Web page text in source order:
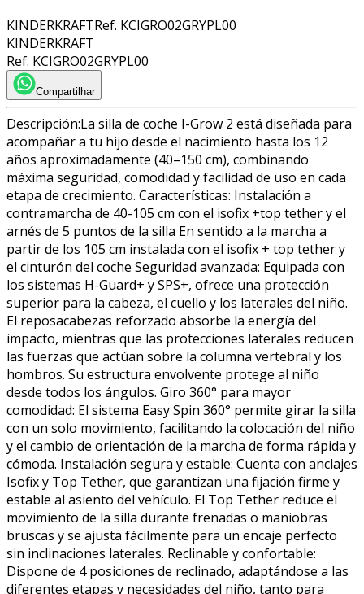
KINDERKRAFTRef. KCIGRO02GRYPL00
KINDERKRAFT
Ref. KCIGRO02GRYPL00
Compartilhar
Descripción:La silla de coche I-Grow 2 está diseñada para
acompañar a tu hijo desde el nacimiento hasta los 12
años aproximadamente (40–150 cm), combinando
máxima seguridad, comodidad y facilidad de uso en cada
etapa de crecimiento. Características: Instalación a
contramarcha de 40-105 cm con el isofix +top tether y el
arnés de 5 puntos de la silla En sentido a la marcha a
partir de los 105 cm instalada con el isofix + top tether y
el cinturón del coche Seguridad avanzada: Equipada con
los sistemas H-Guard+ y SPS+, ofrece una protección
superior para la cabeza, el cuello y los laterales del niño.
El reposacabezas reforzado absorbe la energía del
impacto, mientras que las protecciones laterales reducen
las fuerzas que actúan sobre la columna vertebral y los
hombros. Su estructura envolvente protege al niño
desde todos los ángulos. Giro 360° para mayor
comodidad: El sistema Easy Spin 360° permite girar la silla
con un solo movimiento, facilitando la colocación del niño
y el cambio de orientación de la marcha de forma rápida y
cómoda. Instalación segura y estable: Cuenta con anclajes
Isofix y Top Tether, que garantizan una fijación firme y
estable al asiento del vehículo. El Top Tether reduce el
movimiento de la silla durante frenadas o maniobras
bruscas y se ajusta fácilmente para un encaje perfecto
sin inclinaciones laterales. Reclinable y confortable:
Dispone de 4 posiciones de reclinado, adaptándose a las
diferentes etapas y necesidades del niño, tanto para